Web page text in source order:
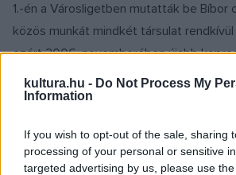
kultura.hu - Do Not Process My
Information
If you wish to opt-out of the sale, sharing
processing of your personal or sensitive
targeted advertising by us, please use
1.-én a Városligetben mutatták be Bíbor
közös munkát mindkét társulat
ezért 2006. novemberében újabb
Az egy hónapos workshop eredményét
egyszeri munkabemutatón láthatja a
Kritikák a Derevo Társulat Once.../
előadásáról